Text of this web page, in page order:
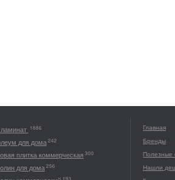
1886
для дома242
плитка коммерческая 300
для дома256
193
Главная
Бренды
Полезные
Нашли